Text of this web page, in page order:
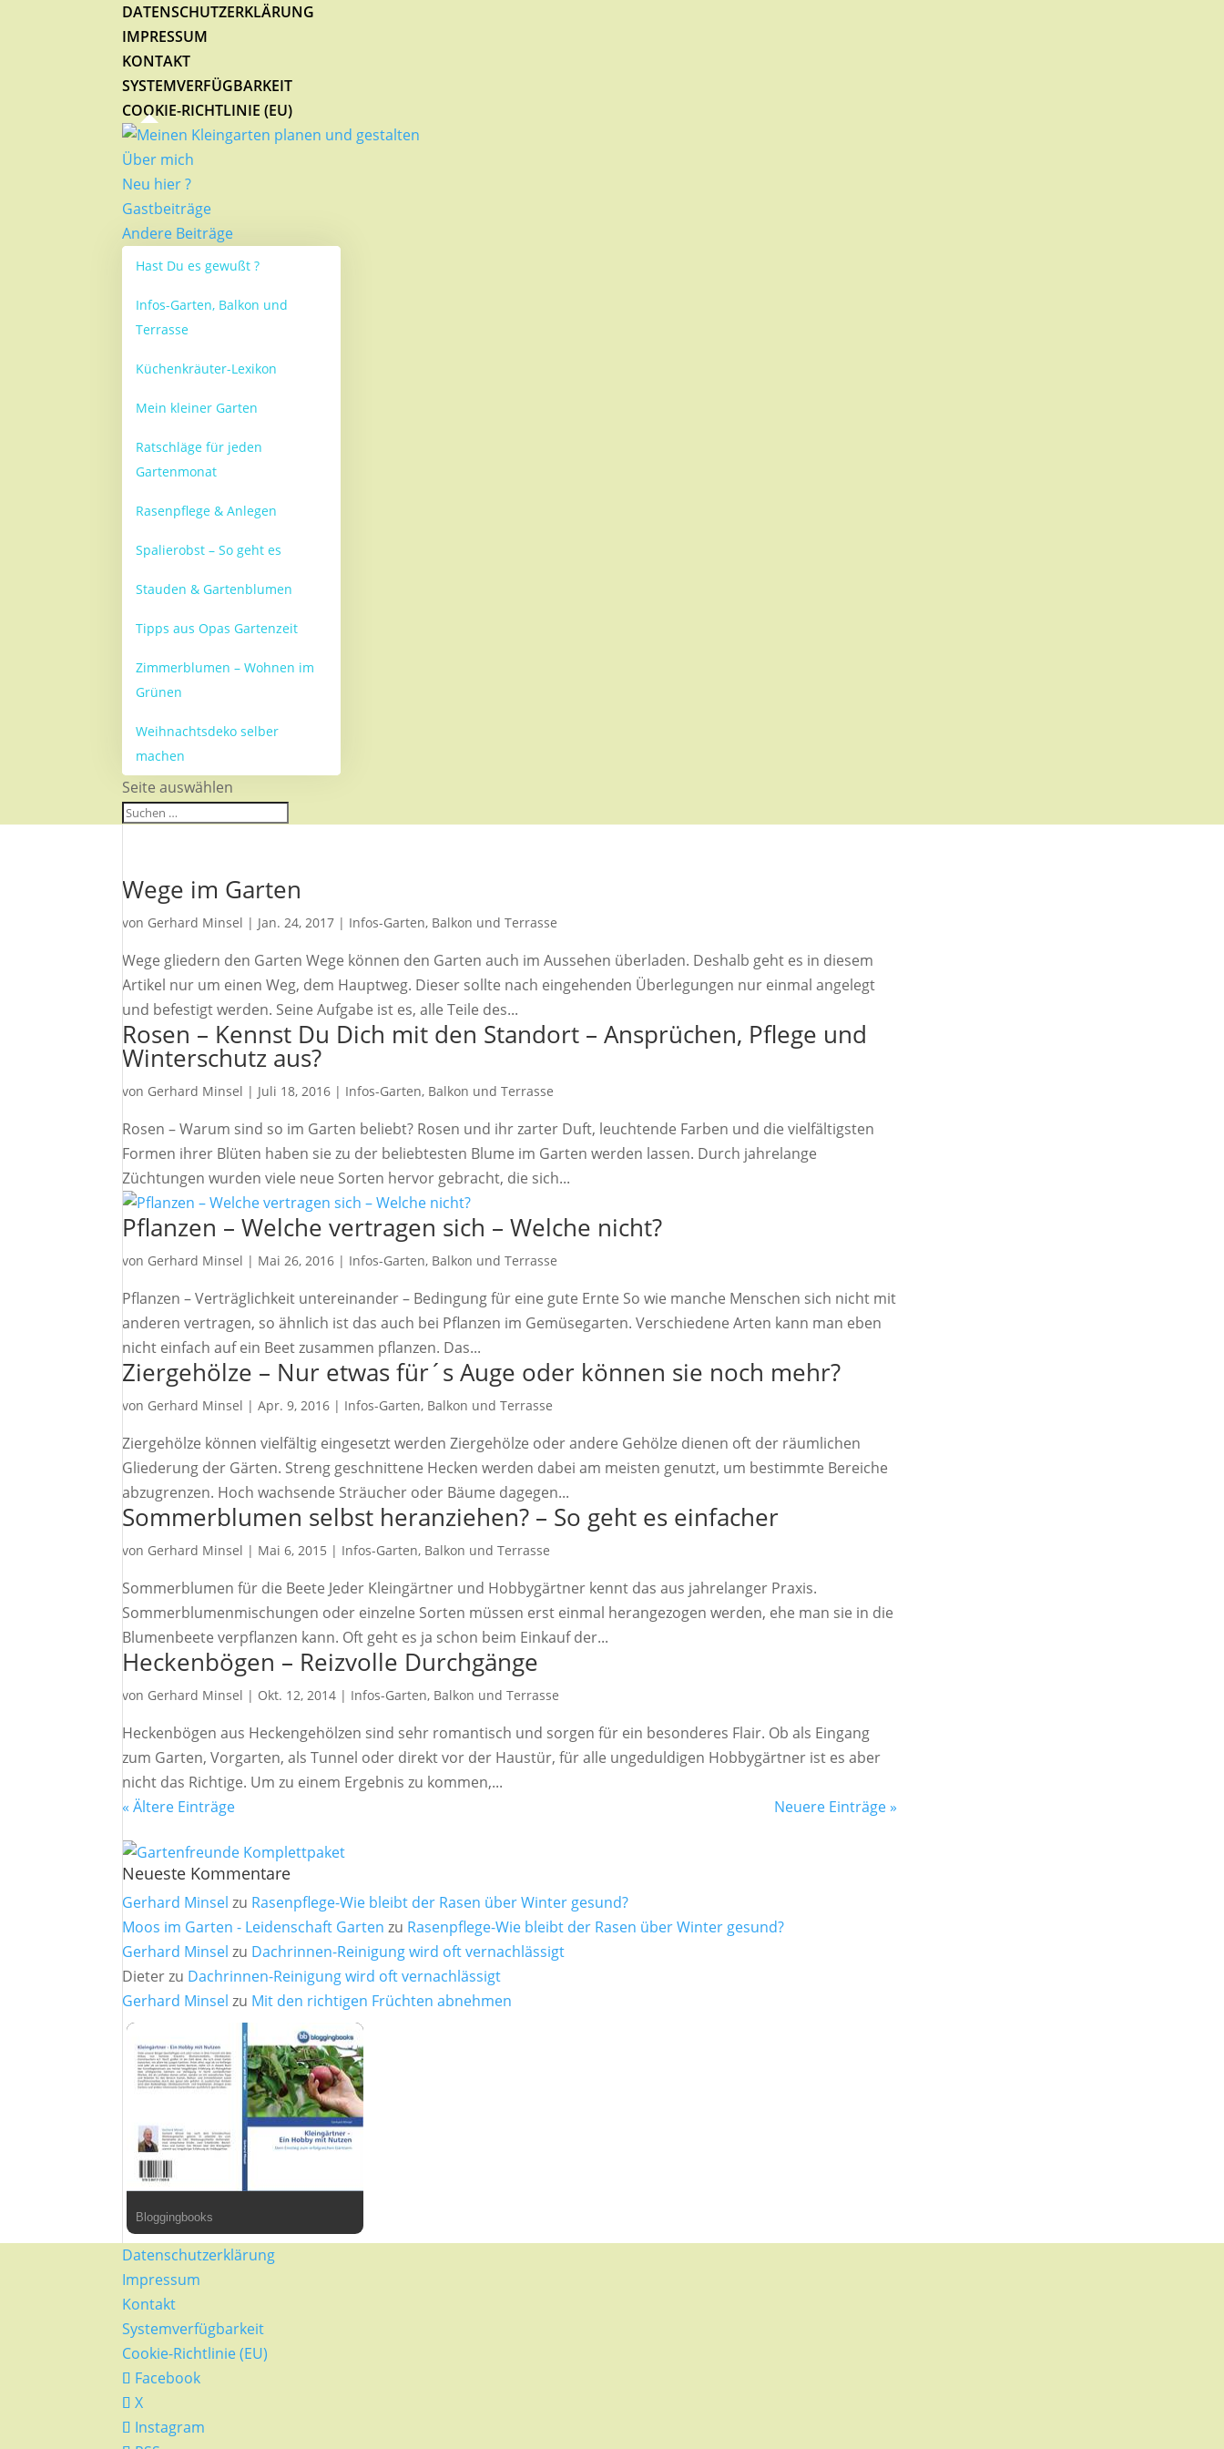
DATENSCHUTZERKLÄRUNG
IMPRESSUM
KONTAKT
SYSTEMVERFÜGBARKEIT
COOKIE-RICHTLINIE (EU)
Über mich
Neu hier ?
Gastbeiträge
Andere Beiträge
Hast Du es gewußt ?
Infos-Garten, Balkon und
Terrasse
Küchenkräuter-Lexikon
Mein kleiner Garten
Ratschläge für jeden
Gartenmonat
Rasenpflege & Anlegen
Spalierobst – So geht es
Stauden & Gartenblumen
Tipps aus Opas Gartenzeit
Zimmerblumen – Wohnen im
Grünen
Weihnachtsdeko selber
machen
Seite auswählen
Wege im Garten
von Gerhard Minsel | Jan. 24, 2017 | Infos-Garten, Balkon und Terrasse
Wege gliedern den Garten Wege können den Garten auch im Aussehen überladen. Deshalb geht es in diesem
Artikel nur um einen Weg, dem Hauptweg. Dieser sollte nach eingehenden Überlegungen nur einmal angelegt
und befestigt werden. Seine Aufgabe ist es, alle Teile des...
Rosen – Kennst Du Dich mit den Standort – Ansprüchen, Pflege und
Winterschutz aus?
von Gerhard Minsel | Juli 18, 2016 | Infos-Garten, Balkon und Terrasse
Rosen – Warum sind so im Garten beliebt? Rosen und ihr zarter Duft, leuchtende Farben und die vielfältigsten
Formen ihrer Blüten haben sie zu der beliebtesten Blume im Garten werden lassen. Durch jahrelange
Züchtungen wurden viele neue Sorten hervor gebracht, die sich...
Pflanzen – Welche vertragen sich – Welche nicht?
von Gerhard Minsel | Mai 26, 2016 | Infos-Garten, Balkon und Terrasse
Pflanzen – Verträglichkeit untereinander – Bedingung für eine gute Ernte So wie manche Menschen sich nicht mit
anderen vertragen, so ähnlich ist das auch bei Pflanzen im Gemüsegarten. Verschiedene Arten kann man eben
nicht einfach auf ein Beet zusammen pflanzen. Das...
Ziergehölze – Nur etwas für´s Auge oder können sie noch mehr?
von Gerhard Minsel |Apr. 9, 2016 | Infos-Garten, Balkon und Terrasse
Ziergehölze können vielfältig eingesetzt werden Ziergehölze oder andere Gehölze dienen oft der räumlichen
Gliederung der Gärten. Streng geschnittene Hecken werden dabei am meisten genutzt, um bestimmte Bereiche
abzugrenzen. Hoch wachsende Sträucher oder Bäume dagegen...
Sommerblumen selbst heranziehen? – So geht es einfacher
von Gerhard Minsel | Mai 6, 2015 | Infos-Garten, Balkon und Terrasse
Sommerblumen für die Beete Jeder Kleingärtner und Hobbygärtner kennt das aus jahrelanger Praxis.
Sommerblumenmischungen oder einzelne Sorten müssen erst einmal herangezogen werden, ehe man sie in die
Blumenbeete verpflanzen kann. Oft geht es ja schon beim Einkauf der...
Heckenbögen – Reizvolle Durchgänge
von Gerhard Minsel | Okt. 12, 2014 | Infos-Garten, Balkon und Terrasse
Heckenbögen aus Heckengehölzen sind sehr romantisch und sorgen für ein besonderes Flair. Ob als Eingang
zum Garten, Vorgarten, als Tunnel oder direkt vor der Haustür, für alle ungeduldigen Hobbygärtner ist es aber
nicht das Richtige. Um zu einem Ergebnis zu kommen,...
« Ältere Einträge
Neuere Einträge »
Neueste Kommentare
Gerhard Minsel zu Rasenpflege-Wie bleibt der Rasen über Winter gesund?
Moos im Garten - Leidenschaft Garten zu Rasenpflege-Wie bleibt der Rasen über Winter gesund?
Gerhard Minsel zu Dachrinnen-Reinigung wird oft vernachlässigt
Dieterzu Dachrinnen-Reinigung wird oft vernachlässigt
Gerhard Minsel zu Mit den richtigen Früchten abnehmen
Bloggingbooks
Datenschutzerklärung
Impressum
Kontakt
Systemverfügbarkeit
Cookie-Richtlinie (EU)
Facebook
X
Instagram